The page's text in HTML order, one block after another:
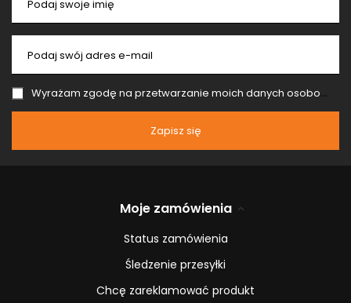
Podaj swoje imię
Podaj swój adres e-mail
Wyrażam zgodę na przetwarzanie moich danych osobowych (adres e-mail) na potrzeby wysyłki newslettera z informacją handlową (marketing). Więcej w
Zapisz się
Moje zamówienia
Status zamówienia
Śledzenie przesyłki
Chcę zareklamować produkt